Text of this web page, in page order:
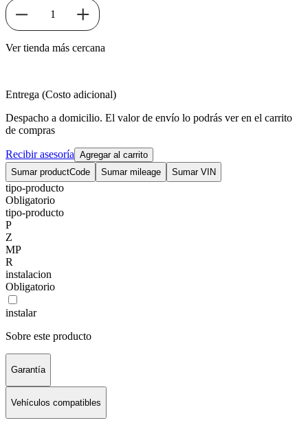
1
Ver tienda más cercana
Entrega (Costo adicional)
Despacho a domicilio. El valor de envío lo podrás ver en el carrito
de compras
Recibir asesoría Agregar al carrito
Sumar productCode
Sumar mileage Sumar VIN
tipo-producto
Obligatorio
tipo-producto
P
Z
MP
R
instalacion
Obligatorio
instalar
Sobre este producto
Garantía
Vehículos compatibles